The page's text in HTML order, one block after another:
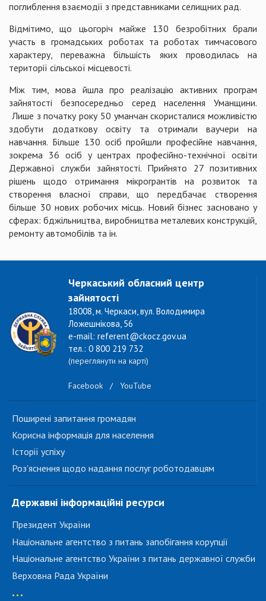
поглиблення взаємодії з представниками селищних рад.
Відмітимо, що цьогоріч майже 130 безробітних брали
участь в громадських роботах та роботах тимчасового
характеру, переважна більшість яких проводилась на
території сільської місцевості.
Між тим, мова йшла про реалізацію активних програм
зайнятості безпосередньо серед населення Уманщини.
Лише з початку року 50 уманчан скористалися можливістю
здобути додаткову освіту та отримали ваучери на
навчання. Більше 130 осіб пройшли професійне навчання,
зокрема 36 осіб у центрах професійно-технічної освіти
Державної служби зайнятості. Прийнято 27 позитивних
рішень щодо отримання мікрогрантів на розвиток та
створення власної справи, що передбачає створення
більше 30 нових робочих місць. Новий бізнес засновано у
сферах: бджільництва, виробництва металевих конструкцій,
ремонту автомобілів та ін.
Черкаський обласний центр
зайнятості
18008, м. Черкаси, вул. Володимира
Ложешнікова, 56
e-mail: referent@ckocz.gov.ua
тел.: 0 800 219 732
(переглянути на карті)
Facebook / YouTube
Поширені запитання громадян
Корисна інформація для населення
Історії успіху
Роз'яснення щодо надання послуг роботодавцям
Державні інформаційні ресурси
Президент України
Національне агентство з питань запобігання корупції
Національне агентство України з питань державної служби
Верховна Рада України
...